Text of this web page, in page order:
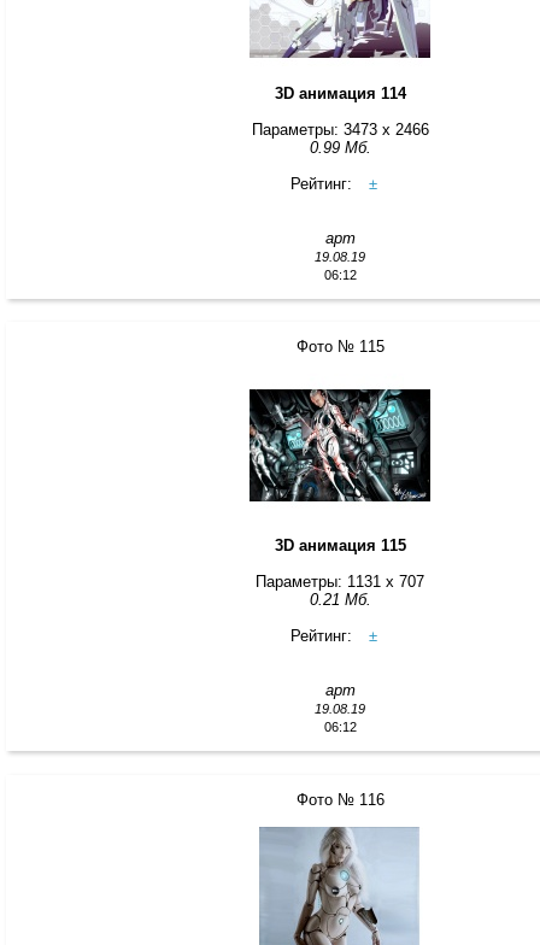
3D анимация 114
Параметры: 3473 x 2466
0.99 Мб.
Рейтинг:
±
арт
19.08.19
06:12
Фото № 115
3D анимация 115
Параметры: 1131 x 707
0.21 Мб.
Рейтинг:
±
арт
19.08.19
06:12
Фото № 116